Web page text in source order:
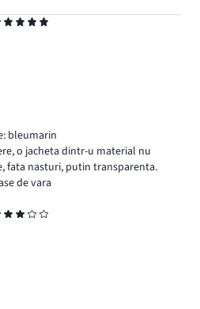
bleumarin
o jacheta dintr-u material nu
fata nasturi, putin transparenta.
de vara